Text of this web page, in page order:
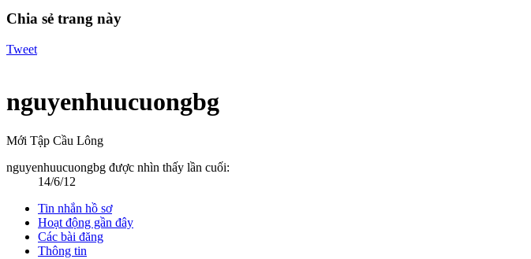
Chia sẻ trang này
Tweet
nguyenhuucuongbg
Mới Tập Cầu Lông
nguyenhuucuongbg được nhìn thấy lần cuối:
14/6/12
Tin nhắn hồ sơ
Hoạt động gần đây
Các bài đăng
Thông tin